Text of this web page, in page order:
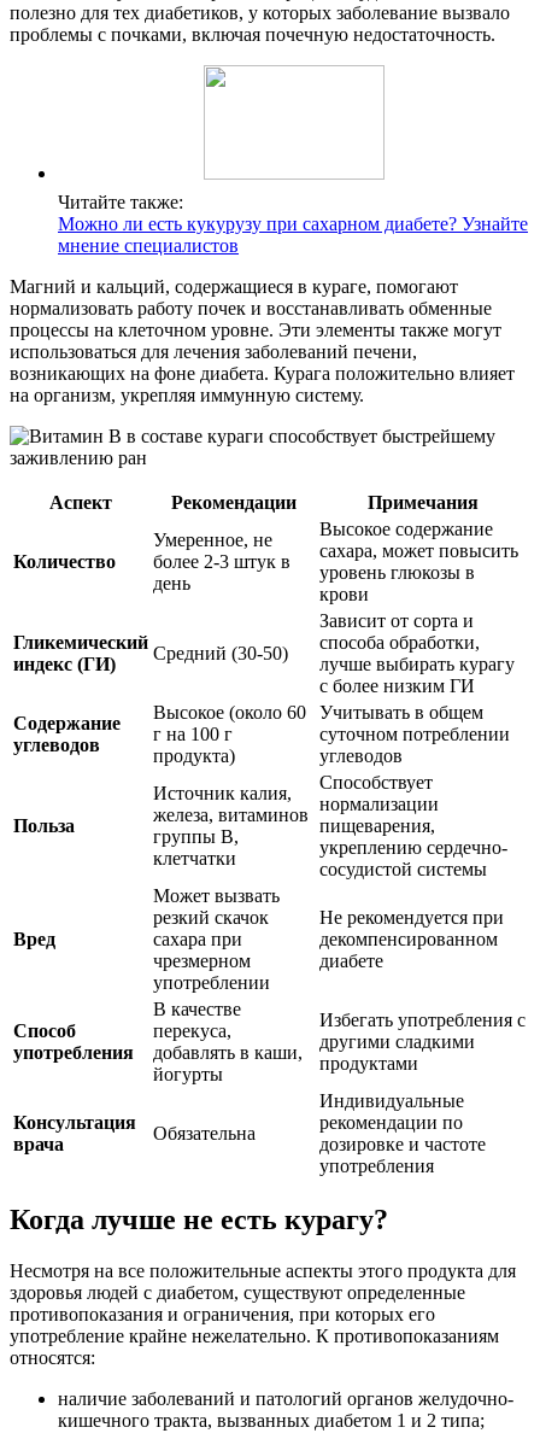
полезно для тех диабетиков, у которых заболевание вызвало
проблемы с почками, включая почечную недостаточность.
Читайте также:
Можно ли есть кукурузу при сахарном диабете? Узнайте
мнение специалистов
Магний и кальций, содержащиеся в кураге, помогают
нормализовать работу почек и восстанавливать обменные
процессы на клеточном уровне. Эти элементы также могут
использоваться для лечения заболеваний печени,
возникающих на фоне диабета. Курага положительно влияет
на организм, укрепляя иммунную систему.
Аспект Рекомендации Примечания
Количество
Умеренное, не
более 2-3 штук в
день
Высокое содержание
сахара, может повысить
уровень глюкозы в
крови
Гликемический
индекс (ГИ)
Средний (30-50)
Зависит от сорта и
способа обработки,
лучше выбирать курагу
с более низким ГИ
Содержание
углеводов
Высокое (около 60
г на 100 г
продукта)
Учитывать в общем
суточном потреблении
углеводов
Польза
Источник калия,
железа, витаминов
группы В,
клетчатки
Способствует
нормализации
пищеварения,
укреплению сердечно-
сосудистой системы
Вред
Может вызвать
резкий скачок
сахара при
чрезмерном
употреблении
Не рекомендуется при
декомпенсированном
диабете
Способ
употребления
В качестве
перекуса,
добавлять в каши,
йогурты
Избегать употребления с
другими сладкими
продуктами
Консультация
врача
Обязательна
Индивидуальные
рекомендации по
дозировке и частоте
употребления
Когда лучше не есть курагу?
Несмотря на все положительные аспекты этого продукта для
здоровья людей с диабетом, существуют определенные
противопоказания и ограничения, при которых его
употребление крайне нежелательно. К противопоказаниям
относятся:
наличие заболеваний и патологий органов желудочно-
кишечного тракта, вызванных диабетом 1 и 2 типа;